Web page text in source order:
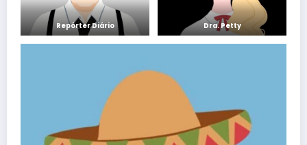
Repórter Diário Dra. Petty